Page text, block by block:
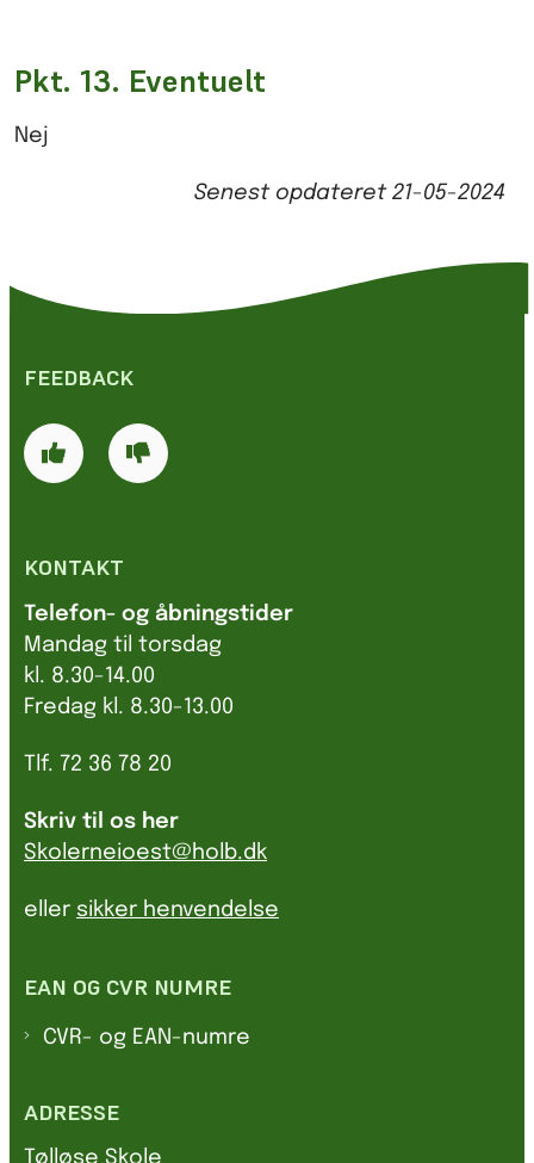
Pkt. 13. Eventuelt
Nej
Senest opdateret 21-05-2024
FEEDBACK
KONTAKT
Telefon- og åbningstider
Mandag til torsdag
kl. 8.30-14.00
Fredag kl. 8.30-13.00
Tlf. 72 36 78 20
Skriv til os her
Skolerneioest@holb.dk
eller sikker henvendelse
EAN OG CVR NUMRE
CVR- og EAN-numre
ADRESSE
Tølløse Skole